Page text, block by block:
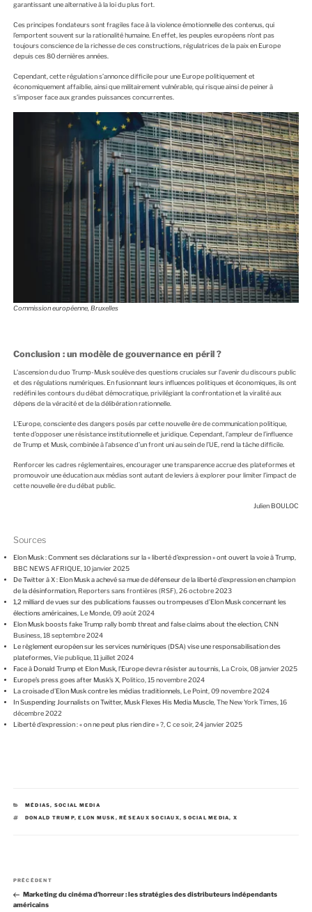
garantissant une alternative à la loi du plus fort.
Ces principes fondateurs sont fragiles face à la violence émotionnelle des contenus, qui
l’emportent souvent sur la rationalité humaine. En effet, les peuples européens n’ont pas
toujours conscience de la richesse de ces constructions, régulatrices de la paix en Europe
depuis ces 80 dernières années.
Cependant, cette régulation s’annonce difficile pour une Europe politiquement et
économiquement affaiblie, ainsi que militairement vulnérable, qui risque ainsi de peiner à
s’imposer face aux grandes puissances concurrentes.
Commission européenne, Bruxelles
Conclusion : un modèle de gouvernance en péril ?
L’ascension du duo Trump-Musk soulève des questions cruciales sur l’avenir du discours public
et des régulations numériques. En fusionnant leurs influences politiques et économiques, ils ont
redéfini les contours du débat démocratique, privilégiant la confrontation et la viralité aux
dépens de la véracité et de la délibération rationnelle.
L’Europe, consciente des dangers posés par cette nouvelle ère de communication politique,
tente d’opposer une résistance institutionnelle et juridique. Cependant, l’ampleur de l’influence
de Trump et Musk, combinée à l’absence d’un front uni au sein de l’UE, rend la tâche difficile.
Renforcer les cadres réglementaires, encourager une transparence accrue des plateformes et
promouvoir une éducation aux médias sont autant de leviers à explorer pour limiter l’impact de
cette nouvelle ère du débat public.
Julien BOULOC
Sources
Elon Musk : Comment ses déclarations sur la « liberté d’expression » ont ouvert la voie à Trump,
BBC NEWS AFRIQUE, 10 janvier 2025
De Twitter à X : Elon Musk a achevé sa mue de défenseur de la liberté d’expression en champion
de la désinformation, Reporters sans frontières (RSF), 26 octobre 2023
1,2 milliard de vues sur des publications fausses ou trompeuses d’Elon Musk concernant les
élections américaines, Le Monde, 09 août 2024
Elon Musk boosts fake Trump rally bomb threat and false claims about the election, CNN
Business, 18 septembre 2024
Le règlement européen sur les services numériques (DSA) vise une responsabilisation des
plateformes, Vie publique, 11 juillet 2024
Face à Donald Trump et Elon Musk, l’Europe devra résister au tournis, La Croix, 08 janvier 2025
Europe’s press goes after Musk’s X, Politico, 15 novembre 2024
La croisade d’Elon Musk contre les médias traditionnels, Le Point, 09 novembre 2024
In Suspending Journalists on Twitter, Musk Flexes His Media Muscle, The New York Times, 16
décembre 2022
Liberté d’expression : « on ne peut plus rien dire » ?, C ce soir, 24 janvier 2025
C
T
MÉDIAS, SOCIAL MEDIA
É
E
DONALD TRUMP,ELON MUSK ,RÉSEAUX SOCIAUX,SOCIAL MEDIA, X
v
A
r
t
PRÉCÉDENT
Marketing du cinéma d’horreur : les stratégies des distributeurs indépendants
américains